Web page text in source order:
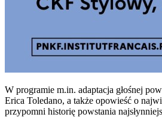
W programie m.in. adaptacja głośnej
Erica Toledano, a także opowieść o
przypomni historię powstania